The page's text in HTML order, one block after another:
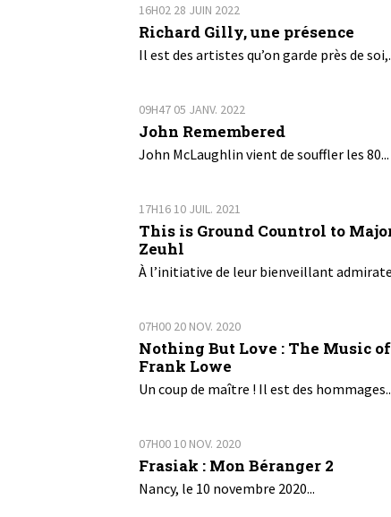
16H02 28 JUIN 2022
Richard Gilly, une présence
Il est des artistes qu’on garde près de
09H47 05 JANV. 2022
John Remembered
John McLaughlin vient de souffler les 80...
17H16 10 JUIL. 2021
This is Ground Countrol to
Zeuhl
À l’initiative de leur bienveillant
07H00 20 NOV. 2020
Nothing But Love : The Music of
Frank Lowe
Un coup de maître ! Il est des
07H00 10 NOV. 2020
Frasiak : Mon Béranger 2
Nancy, le 10 novembre 2020...